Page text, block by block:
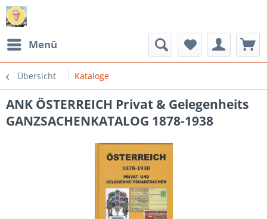
Menü
Übersicht Kataloge
ANK ÖSTERREICH Privat & Gelegenheits
GANZSACHENKATALOG 1878-1938